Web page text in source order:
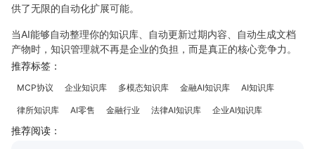
供了无限的自动化扩展可能。
当AI能够自动整理你的知识库、自动更新过期内容、自动生成文档
产物时，知识管理就不再是企业的负担，而是真正的核心竞争力。
推荐标签：
MCP协议 企业知识库 多模态知识库 金融AI知识库 AI知识库
律所知识库 AI零售 金融行业 法律AI知识库 企业AI知识库
推荐阅读：